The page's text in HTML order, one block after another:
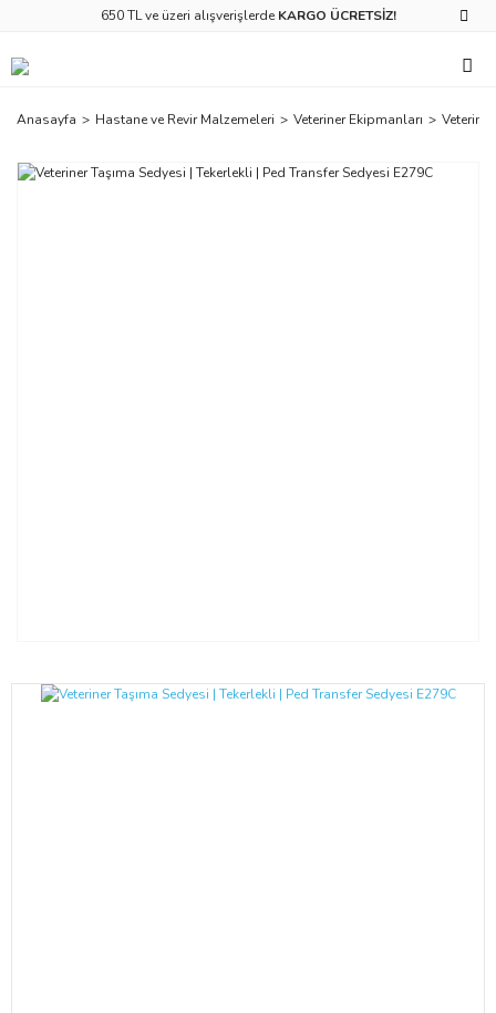
650 TL ve üzeri alışverişlerde KARGO ÜCRETSİZ!
Anasayfa Hastane ve Revir Malzemeleri Veteriner Ekipmanları